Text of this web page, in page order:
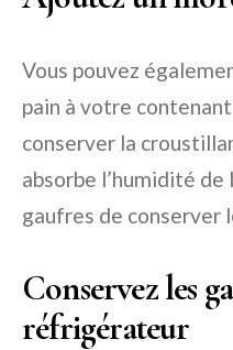
Vous pouvez
pain à votre
conserver la
absorbe l’humidité de
gaufres de conserver
Conservez les
réfrigérateur